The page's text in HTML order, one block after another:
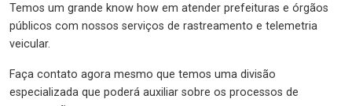
Temos um grande know how em atender prefeituras e órgãos
públicos com nossos serviços de rastreamento e telemetria
veicular.
Faça contato agora mesmo que temos uma divisão
especializada que poderá auxiliar sobre os processos de